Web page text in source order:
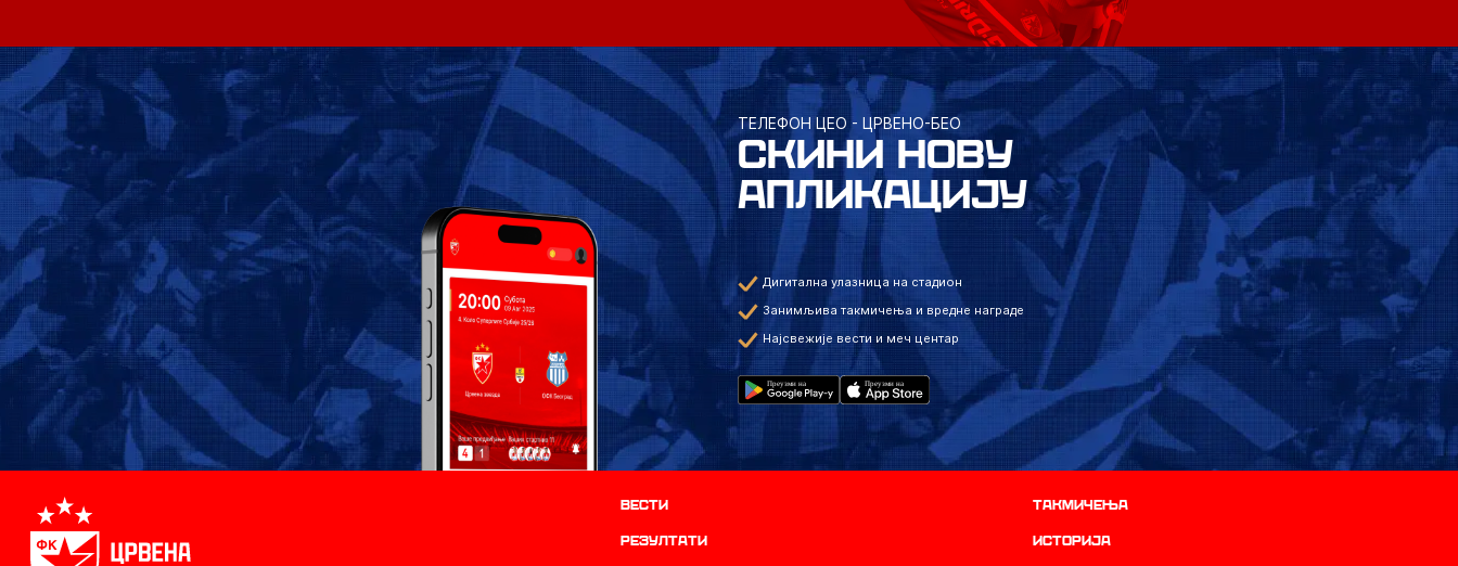
ТЕЛЕФОН ЦЕО - ЦРВЕНО-БЕО
СКИНИ НОВУ
АПЛИКАЦИЈУ
Дигитална улазница на стадион
Занимљива такмичења и вредне награде
Најсвежије вести и меч центар
Вести Такмичења
резултати историја